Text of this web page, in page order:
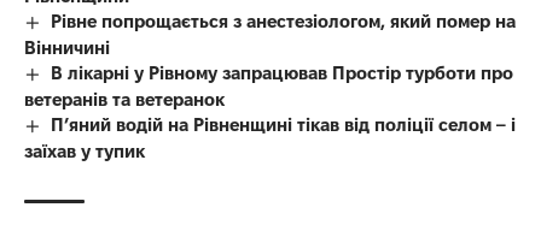
Рівне попрощається з анестезіологом, який помер на
Вінничині
В лікарні у Рівному запрацював Простір турботи про
ветеранів та ветеранок
П’яний водій на Рівненщині тікав від поліції селом – і
заїхав у тупик